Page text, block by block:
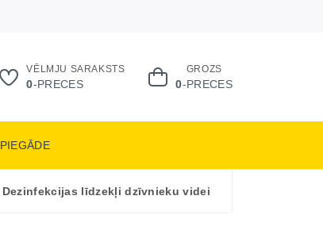
VĒLMJU SARAKSTS
0-PRECES
GROZS
0-PRECES
PIEGĀDE
Dezinfekcijas līdzekļi dzīvnieku videi